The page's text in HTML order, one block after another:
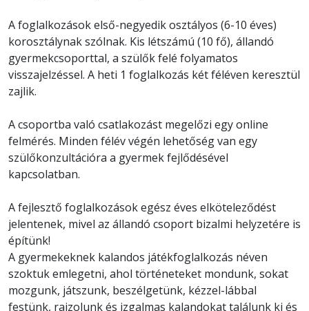
A foglalkozások első-negyedik osztályos (6-10 éves)
korosztálynak szólnak. Kis létszámú (10 fő), állandó
gyermekcsoporttal, a szülők felé folyamatos
visszajelzéssel. A heti 1 foglalkozás két féléven keresztül
zajlik.
A csoportba való csatlakozást megelőzi egy online
felmérés. Minden félév végén lehetőség van egy
szülőkonzultációra a gyermek fejlődésével
kapcsolatban.
A fejlesztő foglalkozások egész éves elköteleződést
jelentenek, mivel az állandó csoport bizalmi helyzetére is
építünk!
A gyermekeknek kalandos játékfoglalkozás néven
szoktuk emlegetni, ahol történeteket mondunk, sokat
mozgunk, játszunk, beszélgetünk, kézzel-lábbal
festünk, rajzolunk és izgalmas kalandokat találunk ki és